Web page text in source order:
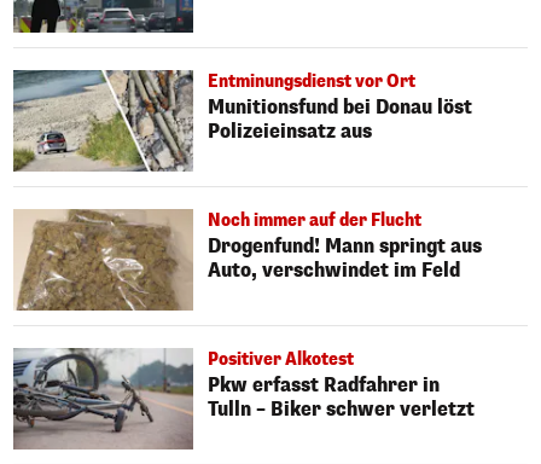
Entminungsdienst vor Ort
Munitionsfund bei Donau löst
Polizeieinsatz aus
Noch immer auf der Flucht
Drogenfund! Mann springt aus
Auto, verschwindet im Feld
Positiver Alkotest
Pkw erfasst Radfahrer in
Tulln – Biker schwer verletzt